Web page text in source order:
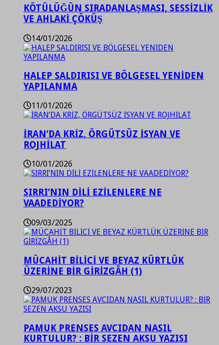
KÖTÜLÜĞÜN SIRADANLAŞMASI, SESSİZLİK
VE AHLAKİ ÇÖKÜŞ
14/01/2026
HALEP SALDIRISI VE BÖLGESEL YENİDEN
YAPILANMA
11/01/2026
İRAN’DA KRİZ, ÖRGÜTSÜZ İSYAN VE
ROJHİLAT
10/01/2026
SIRRI’NIN DİLİ EZİLENLERE NE
VAADEDİYOR?
09/03/2025
MÜCAHİT BİLİCİ VE BEYAZ KÜRTLÜK
ÜZERİNE BİR GİRİZGÂH (1)
29/07/2023
PAMUK PRENSES AVCIDAN NASIL
KURTULUR? : BİR SEZEN AKSU YAZISI